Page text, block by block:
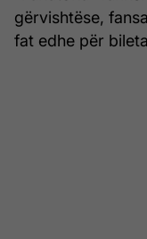
gërvishtëse,
fat edhe për